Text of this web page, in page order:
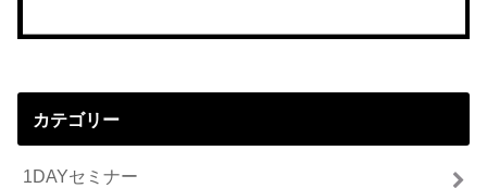
カテゴリー
1DAYセミナー